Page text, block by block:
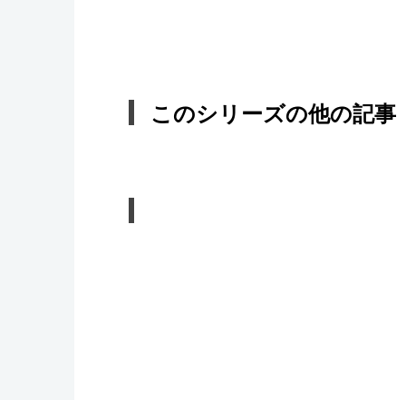
このシリーズの他の記事